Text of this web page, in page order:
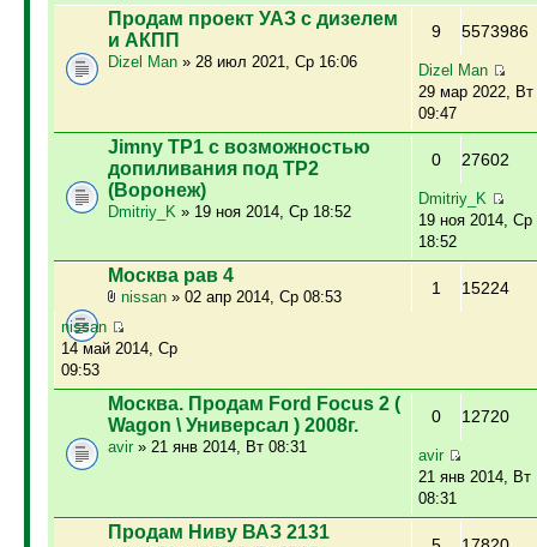
Продам проект УАЗ с дизелем
и АКПП
Dizel Man» 28 июл 2021, Ср 16:06
9 5573986
Dizel Man
29 мар 2022, Вт
09:47
Jimny ТР1 с возможностью
допиливания под ТР2
(Воронеж)
Dmitriy_K» 19 ноя 2014, Ср 18:52
0 27602
Dmitriy_K
19 ноя 2014, Ср
18:52
Москва рав 4
nissan» 02 апр 2014, Ср 08:53 1 15224
nissan
14 май 2014, Ср
09:53
Москва. Продам Ford Focus 2 (
Wagon \ Универсал ) 2008г.
avir» 21 янв 2014, Вт 08:31
0 12720
avir
21 янв 2014, Вт
08:31
Продам Ниву ВАЗ 2131